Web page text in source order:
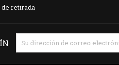
retirada